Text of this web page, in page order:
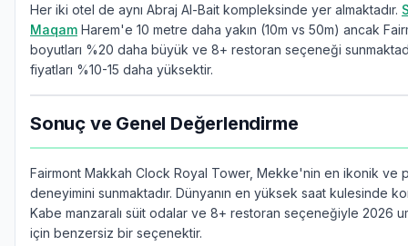
Her iki otel de aynı Abraj Al-Bait kompleksinde yer almaktadır.
Maqam Harem'e 10 metre daha yakın (10m vs 50m) ancak
boyutları %20 daha büyük ve 8+ restoran seçeneği
fiyatları %10-15 daha yüksektir.
Sonuç ve Genel Değerlendirme
Fairmont Makkah Clock Royal Tower, Mekke'nin en ikonik ve
deneyimini sunmaktadır. Dünyanın en yüksek saat kulesinde
Kabe manzaralı süit odalar ve 8+ restoran seçeneğiyle 2026
için benzersiz bir seçenektir.